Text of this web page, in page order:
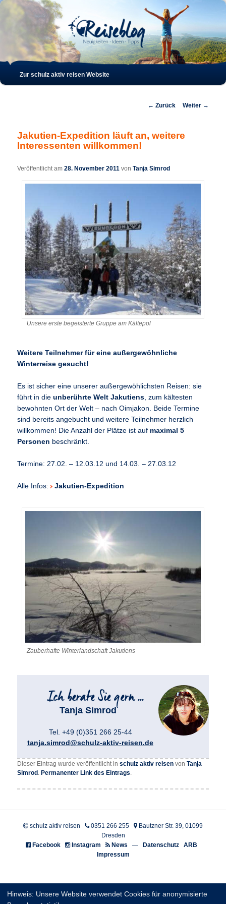
Hauptmenü
Zum
Zum
wechseln
Zur schulz aktiv reisen Website
Beitrags-
← Zurück Weiter →
Jakutien-Expedition läuft an, weitere
Interessenten willkommen!
Veröffentlicht am28. November 2011 vonTanja Simrod
Unsere erste begeisterte Gruppe am Kältepol
Weitere Teilnehmer für eine außergewöhnliche
Winterreise gesucht!
Es ist sicher eine unserer außergewöhlichsten Reisen: sie
führt in dieunberührte Welt Jakutiens, zum kältesten
bewohnten Ort der Welt – nach Oimjakon. Beide Termine
sind bereits angebucht und weitere Teilnehmer herzlich
willkommen! Die Anzahl der Plätze ist auf maximal 5
Personen beschränkt.
Termine: 27.02. – 12.03.12 und 14.03. – 27.03.12
Alle Infos: Jakutien-Expedition
Zauberhafte Winterlandschaft Jakutiens
Tanja Simrod
Tel. +49 (0)351 266 25-44
tanja.simrod@schulz-aktiv-reisen.de
Dieser Eintrag wurde veröffentlicht inschulz aktiv reisen vonTanja
Simrod . Permanenter Link des Eintrags.
schulz aktiv reisen 0351 266 255
Bautzner Str. 39, 01099
Dresden
Facebook
Instagram News — Datenschutz
ARB
Impressum
Hinweis: Unsere Website verwendet Cookies für anonymisierte